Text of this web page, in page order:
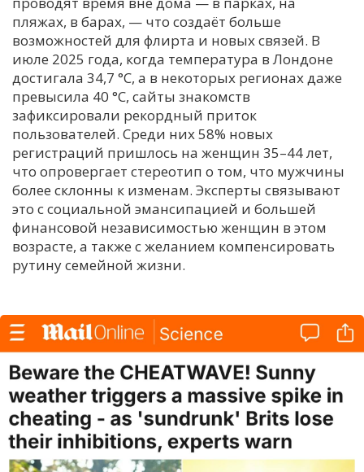
пляжах, в барах, — что создаёт больше
возможностей для флирта и новых связей. В
июле 2025 года, когда температура в Лондоне
достигала 34,7 °C, а в некоторых регионах даже
превысила 40 °C, сайты знакомств
зафиксировали рекордный приток
пользователей. Среди них 58% новых
регистраций пришлось на женщин 35–44 лет,
что опровергает стереотип о том, что мужчины
более склонны к изменам. Эксперты связывают
это с социальной эмансипацией и большей
финансовой независимостью женщин в этом
возрасте, а также с желанием компенсировать
рутину семейной жизни.